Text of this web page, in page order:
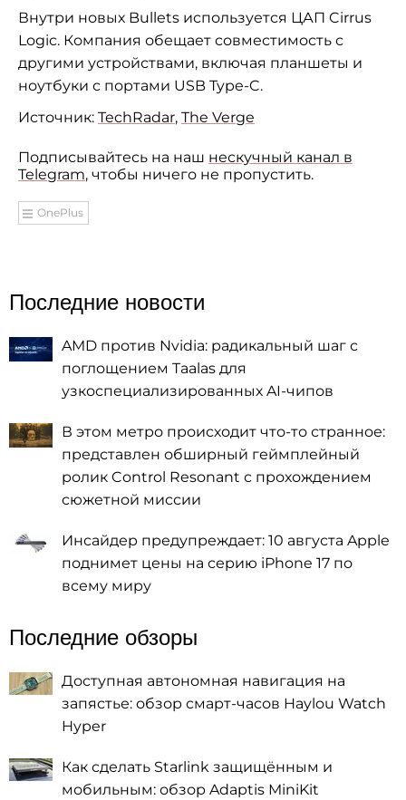
Внутри новых Bullets используется ЦАП Cirrus
Logic. Компания обещает совместимость с
другими устройствами, включая планшеты и
ноутбуки с портами USB Type-C.
Источник: TechRadar, The Verge
Подписывайтесь на наш нескучный канал в
Telegram, чтобы ничего не пропустить.
OnePlus
Последние новости
AMD против Nvidia: радикальный шаг с
поглощением Taalas для
узкоспециализированных AI-чипов
В этом метро происходит что-то странное:
представлен обширный геймплейный
ролик Control Resonant с прохождением
сюжетной миссии
Инсайдер предупреждает: 10 августа Apple
поднимет цены на серию iPhone 17 по
всему миру
Последние обзоры
Доступная автономная навигация на
запястье: обзор смарт-часов Haylou Watch
Hyper
Как сделать Starlink защищённым и
мобильным: обзор Adaptis MiniKit